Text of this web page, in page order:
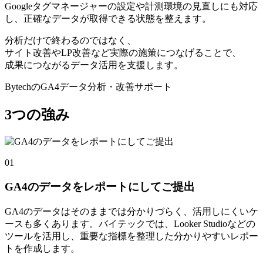
Googleタグマネージャーの設定や計測環境の見直しにも対応
し、正確なデータが取得できる状態を整えます。
分析だけで終わるのではなく、
サイト改善やLP改善など実際の施策につなげることで、
成果につながるデータ活用 を支援します。
BytechのGA4データ分析・改善サポート
3つの強み
01
GA4のデータをレポートにしてご提出
GA4のデータはそのままでは分かりづらく、活用しにくいケ
ースも多くあります。バイテックでは、Looker Studioなどの
ツールを活用し、重要な指標を整理した分かりやすいレポー
トを作成します。